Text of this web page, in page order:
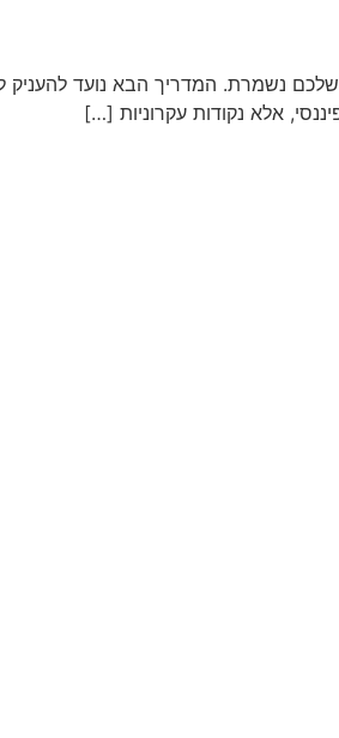
שלכם נשמרת. המדריך הבא נועד
אלא נקודות עקרוניות […]